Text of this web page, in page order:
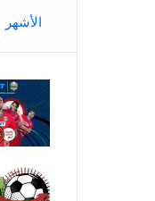
الأشهر